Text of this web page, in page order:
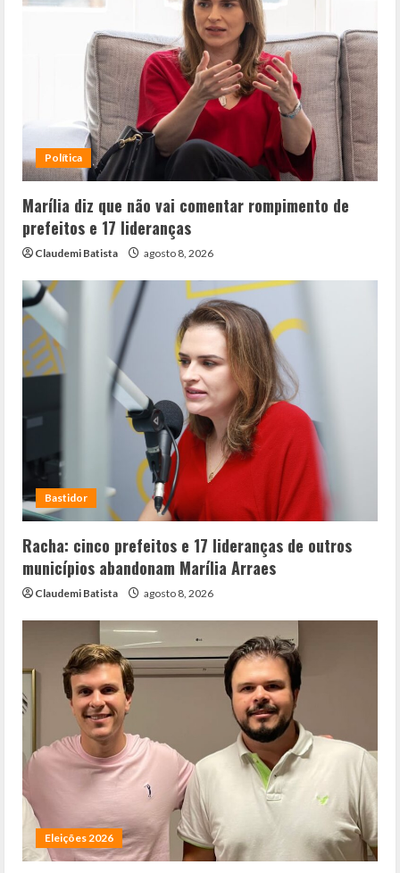
Política
Marília diz que não vai comentar rompimento de
prefeitos e 17 lideranças
Claudemi Batista agosto 8, 2026
Bastidor
Racha: cinco prefeitos e 17 lideranças de outros
municípios abandonam Marília Arraes
Claudemi Batista agosto 8, 2026
Eleições 2026